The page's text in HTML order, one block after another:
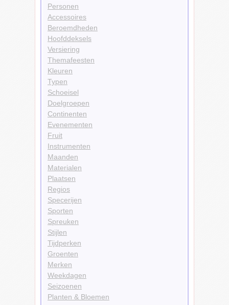
Personen
Accessoires
Beroemdheden
Hoofddeksels
Versiering
Themafeesten
Kleuren
Typen
Schoeisel
Doelgroepen
Continenten
Evenementen
Fruit
Instrumenten
Maanden
Materialen
Plaatsen
Regios
Specerijen
Sporten
Spreuken
Stijlen
Tijdperken
Groenten
Merken
Weekdagen
Seizoenen
Planten & Bloemen